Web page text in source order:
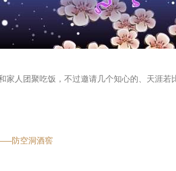
人团聚吃饭，不过邀请几个知心的、天涯若
防空洞酒窖